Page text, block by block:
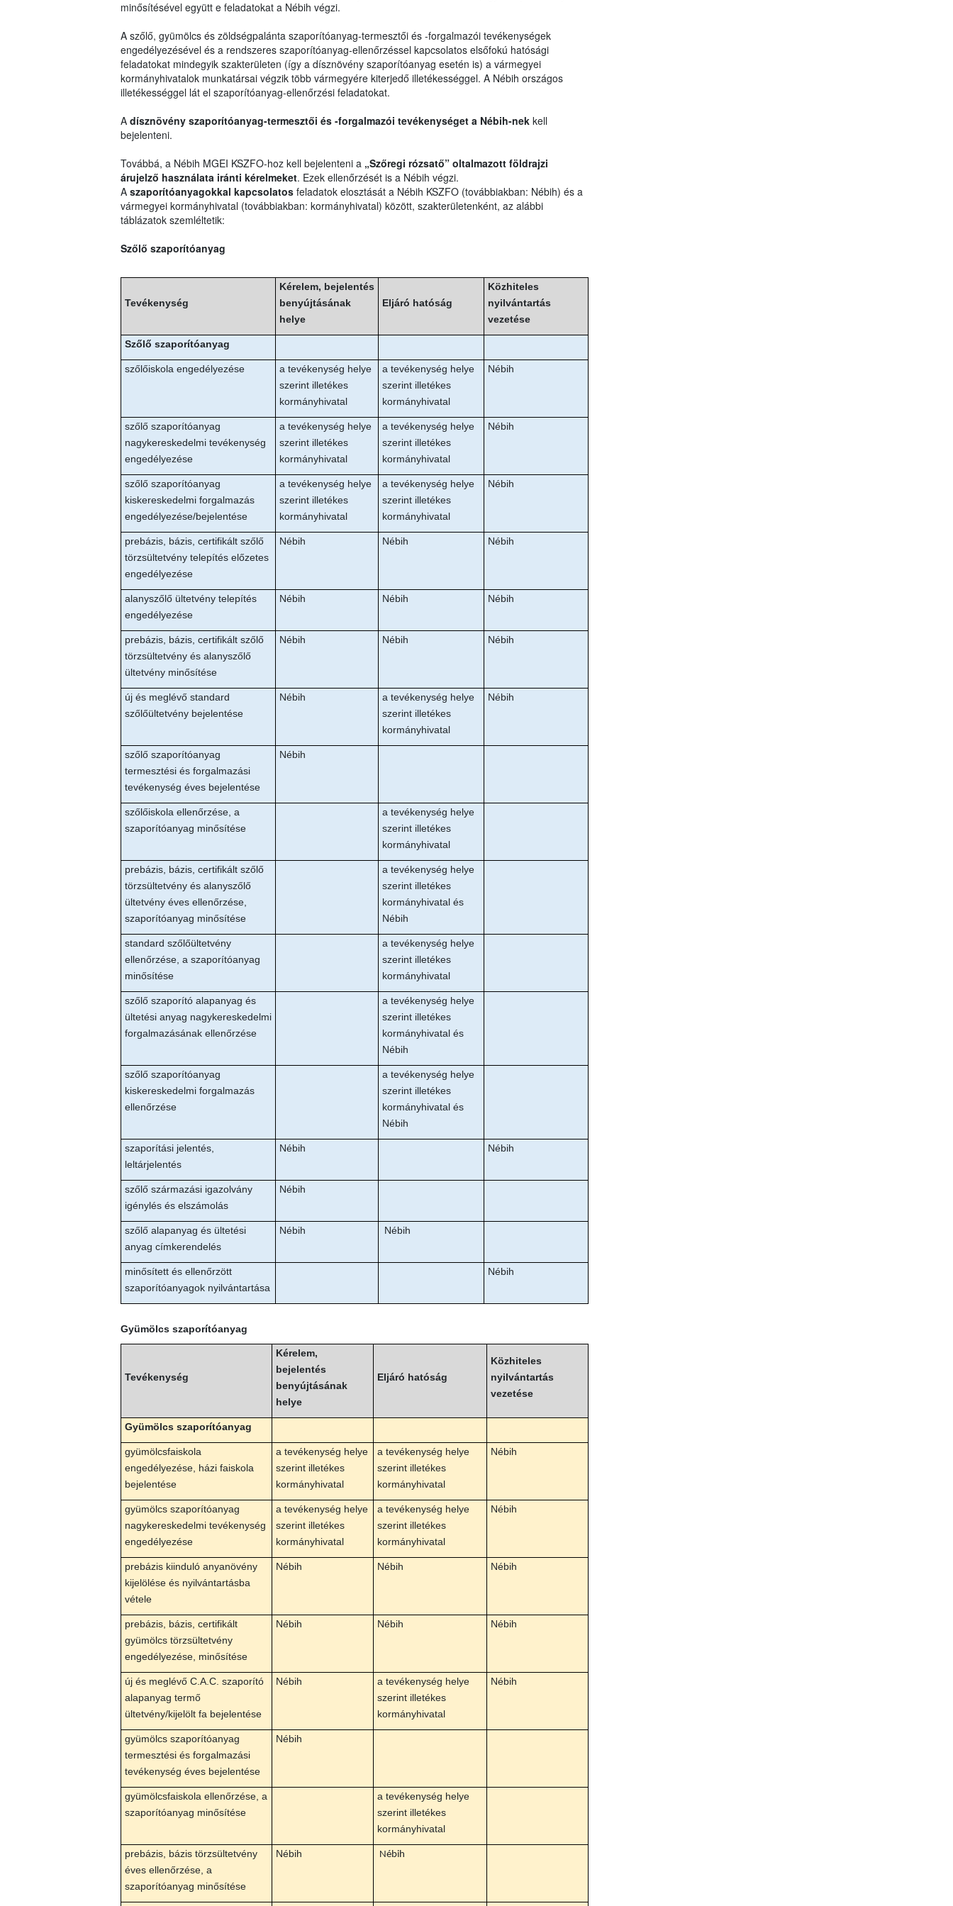
minősítésével együtt e feladatokat a Nébih végzi.
A szőlő, gyümölcs és zöldségpalánta szaporítóanyag-termesztői és -forgalmazói tevékenységek
engedélyezésével és a rendszeres szaporítóanyag-ellenőrzéssel kapcsolatos elsőfokú hatósági
feladatokat mindegyik szakterületen (így a dísznövény szaporítóanyag esetén is) a vármegyei
kormányhivatalok munkatársai végzik több vármegyére kiterjedő illetékességgel. A Nébih országos
illetékességgel lát el szaporítóanyag-ellenőrzési feladatokat.
A dísznövény szaporítóanyag-termesztői és -forgalmazói tevékenységet a Nébih-nekkell
bejelenteni.
Továbbá, a Nébih MGEI KSZFO-hoz kell bejelenteni a „Szőregi rózsatő” oltalmazott földrajzi
árujelző használata iránti kérelmeket. Ezek ellenőrzését is a Nébih végzi.
A szaporítóanyagokkal kapcsolatosfeladatok elosztását a Nébih KSZFO (továbbiakban: Nébih) és a
vármegyei kormányhivatal (továbbiakban: kormányhivatal) között, szakterületenként, az alábbi
táblázatok szemléltetik:
Szőlő szaporítóanyag
Tevékenység
Kérelem, bejelentés
benyújtásának
helye
Eljáró hatóság
Közhiteles
nyilvántartás
vezetése
Szőlő szaporítóanyag
szőlőiskola engedélyezése
a tevékenység helye
szerint illetékes
kormányhivatal
a tevékenység helye
szerint illetékes
kormányhivatal
Nébih
szőlő szaporítóanyag
nagykereskedelmi tevékenység
engedélyezése
a tevékenység helye
szerint illetékes
kormányhivatal
a tevékenység helye
szerint illetékes
kormányhivatal
Nébih
szőlő szaporítóanyag
kiskereskedelmi forgalmazás
engedélyezése/bejelentése
a tevékenység helye
szerint illetékes
kormányhivatal
a tevékenység helye
szerint illetékes
kormányhivatal
Nébih
prebázis, bázis, certifikált szőlő
törzsültetvény telepítés előzetes
engedélyezése
Nébih Nébih Nébih
alanyszőlő ültetvény telepítés
engedélyezése
Nébih Nébih Nébih
prebázis, bázis, certifikált szőlő
törzsültetvény és alanyszőlő
ültetvény minősítése
Nébih Nébih Nébih
új és meglévő standard
szőlőültetvény bejelentése
Nébih
a tevékenység helye
szerint illetékes
kormányhivatal
Nébih
szőlő szaporítóanyag
termesztési és forgalmazási
tevékenység éves bejelentése
Nébih
szőlőiskola ellenőrzése, a
szaporítóanyag minősítése
a tevékenység helye
szerint illetékes
kormányhivatal
prebázis, bázis, certifikált szőlő
törzsültetvény és alanyszőlő
ültetvény éves ellenőrzése,
szaporítóanyag minősítése
a tevékenység helye
szerint illetékes
kormányhivatal és
Nébih
standard szőlőültetvény
ellenőrzése, a szaporítóanyag
minősítése
a tevékenység helye
szerint illetékes
kormányhivatal
szőlő szaporító alapanyag és
ültetési anyag nagykereskedelmi
forgalmazásának ellenőrzése
a tevékenység helye
szerint illetékes
kormányhivatal és
Nébih
szőlő szaporítóanyag
kiskereskedelmi forgalmazás
ellenőrzése
a tevékenység helye
szerint illetékes
kormányhivatal és
Nébih
szaporítási jelentés,
leltárjelentés
Nébih Nébih
szőlő származási igazolvány
igénylés és elszámolás
Nébih
szőlő alapanyag és ültetési
anyag címkerendelés
Nébih Nébih
minősített és ellenőrzött
szaporítóanyagok nyilvántartása
Nébih
Gyümölcs szaporítóanyag
Tevékenység
Kérelem,
bejelentés
benyújtásának
helye
Eljáró hatóság
Közhiteles
nyilvántartás
vezetése
Gyümölcs szaporítóanyag
gyümölcsfaiskola
engedélyezése, házi faiskola
bejelentése
a tevékenység helye
szerint illetékes
kormányhivatal
a tevékenység helye
szerint illetékes
kormányhivatal
Nébih
gyümölcs szaporítóanyag
nagykereskedelmi tevékenység
engedélyezése
a tevékenység helye
szerint illetékes
kormányhivatal
a tevékenység helye
szerint illetékes
kormányhivatal
Nébih
prebázis kiinduló anyanövény
kijelölése és nyilvántartásba
vétele
Nébih Nébih Nébih
prebázis, bázis, certifikált
gyümölcs törzsültetvény
engedélyezése, minősítése
Nébih Nébih Nébih
új és meglévő C.A.C. szaporító
alapanyag termő
ültetvény/kijelölt fa bejelentése
Nébih
a tevékenység helye
szerint illetékes
kormányhivatal
Nébih
gyümölcs szaporítóanyag
termesztési és forgalmazási
tevékenység éves bejelentése
Nébih
gyümölcsfaiskola ellenőrzése, a
szaporítóanyag minősítése
a tevékenység helye
szerint illetékes
kormányhivatal
prebázis, bázis törzsültetvény
éves ellenőrzése, a
szaporítóanyag minősítése
Nébih Nébih